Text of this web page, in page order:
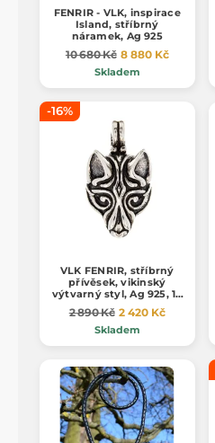
FENRIR - VLK, inspirace
Island, stříbrný
náramek, Ag 925
10 680 Kč 8 880 Kč
Skladem
-16%
VLK FENRIR, stříbrný
přívěsek, vikinský
výtvarný styl, Ag 925, 16
g
2 890 Kč 2 420 Kč
Skladem